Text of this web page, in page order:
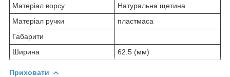
Матеріал ворсу
Натуральна щетина
Матеріал ручки
пластмаса
Габарити
Ширина
62.5 (мм)
Приховати